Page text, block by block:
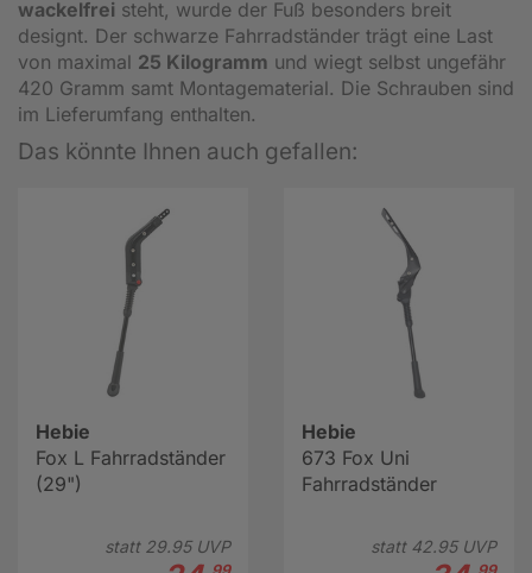
wackelfrei steht, wurde der Fuß besonders breit
designt. Der schwarze Fahrradständer trägt eine Last
von maximal 25 Kilogramm und wiegt selbst ungefähr
420 Gramm samt Montagematerial. Die Schrauben sind
im Lieferumfang enthalten.
Das könnte Ihnen auch gefallen:
Hebie
Fox L Fahrradständer
(29")
statt 29.95UVP
99
Hebie
673 Fox Uni
Fahrradständer
statt 42.95UVP
99